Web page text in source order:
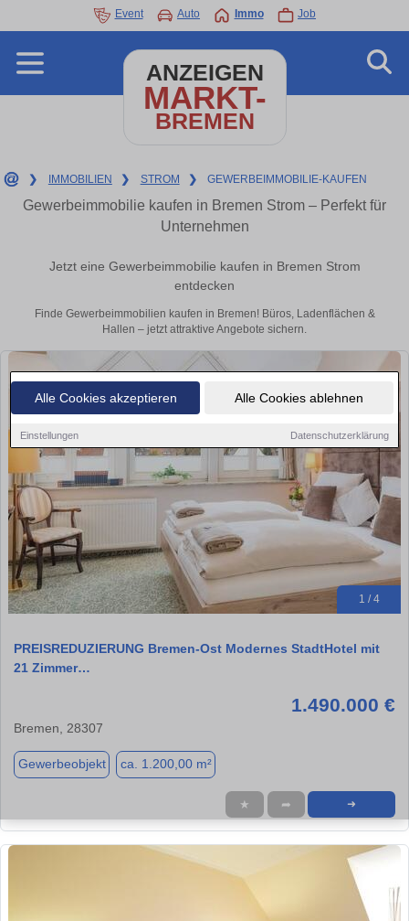
Alle Cookies akzeptieren Alle Cookies ablehnen
Einstellungen Datenschutzerklärung
Event Auto Immo Job
ANZEIGEN
MARKT-
BREMEN
❯ IMMOBILIEN ❯ STROM ❯ GEWERBEIMMOBILIE-KAUFEN
Gewerbeimmobilie kaufen in Bremen Strom – Perfekt für
Unternehmen
Jetzt eine Gewerbeimmobilie kaufen in Bremen Strom
entdecken
Finde Gewerbeimmobilien kaufen in Bremen! Büros, Ladenflächen &
Hallen – jetzt attraktive Angebote sichern.
1 / 4
PREISREDUZIERUNG Bremen-Ost Modernes StadtHotel mit
21 Zimmer…
1.490.000 €
Bremen, 28307
Gewerbeobjekt ca. 1.200,00 m²
★ ➦ ➜